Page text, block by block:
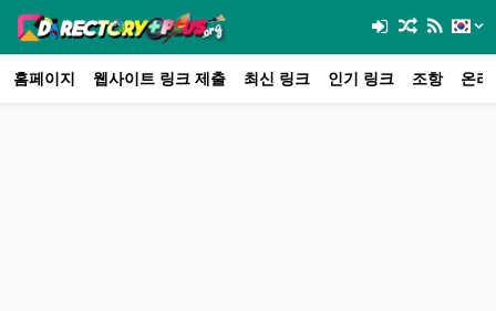
홈페이지 웹사이트 링크 제출 최신 링크 인기 링크 조항 온